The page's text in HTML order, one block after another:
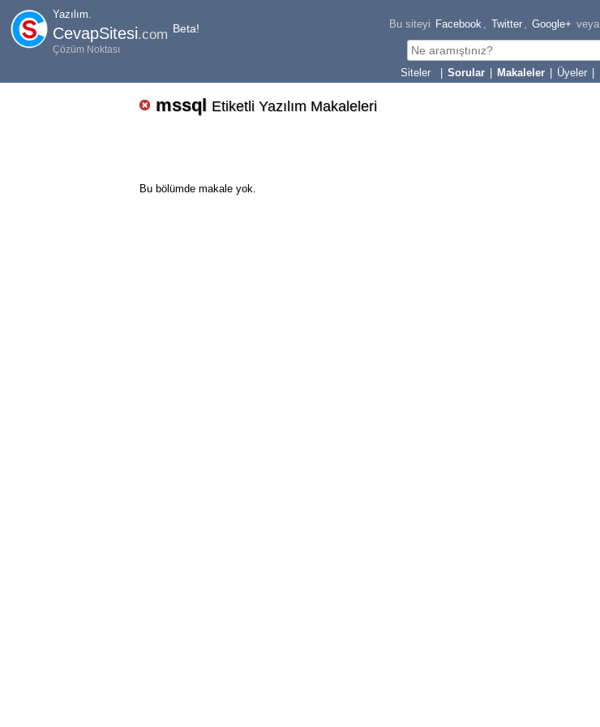
Yazılım.
CevapSitesi.com Beta!
Çözüm Noktası
Bu siteyi Facebook , Twitter , Google+ veya
Sorular Makaleler Üyeler
mssql Etiketli Yazılım Makaleleri
Bu bölümde makale yok.